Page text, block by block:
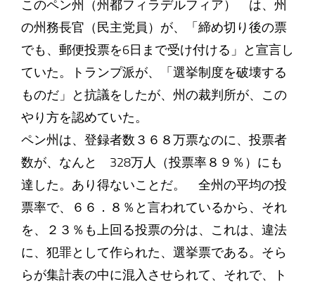
このペン州（州都フィラデルフィア） は、州
の州務長官（民主党員）が、「締め切り後の票
でも、郵便投票を6日まで受け付ける」と宣言し
ていた。トランプ派が、「選挙制度を破壊する
ものだ」と抗議をしたが、州の裁判所が、この
やり方を認めていた。
ペン州は、登録者数３６８万票なのに、投票者
数が、なんと 328万人（投票率８９％）にも
達した。あり得ないことだ。 全州の平均の投
票率で、６６．８％と言われているから、それ
を、２３％も上回る投票の分は、これは、違法
に、犯罪として作られた、選挙票である。そら
らが集計表の中に混入させられて、それで、ト